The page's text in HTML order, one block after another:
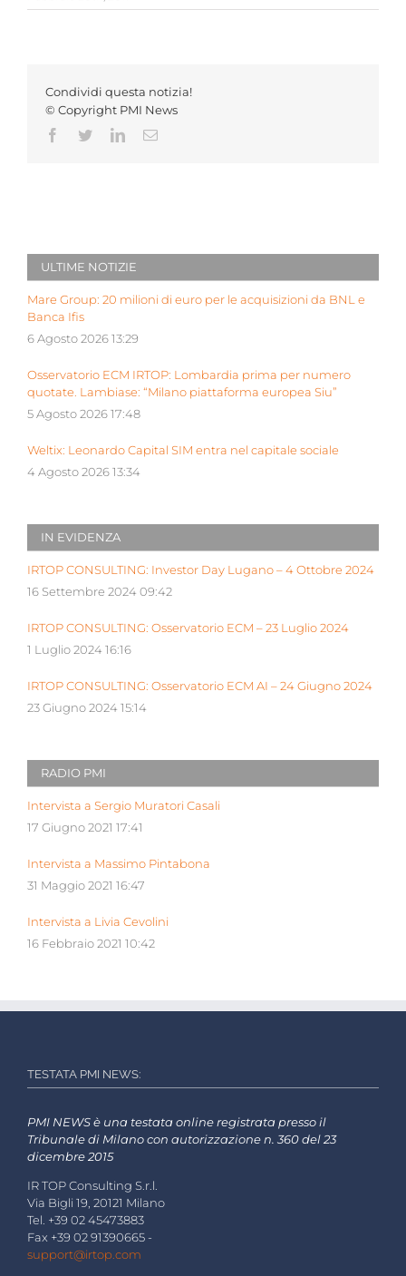
Condividi questa notizia!
© Copyright PMI News
Facebook
TwitterLinkedInEmail
ULTIME NOTIZIE
Mare Group: 20 milioni di euro per le acquisizioni da BNL e
Banca Ifis
6 Agosto 2026 13:29
Osservatorio ECM IRTOP: Lombardia prima per numero
quotate. Lambiase: “Milano piattaforma europea Siu”
5 Agosto 2026 17:48
Weltix: Leonardo Capital SIM entra nel capitale sociale
4 Agosto 2026 13:34
IN EVIDENZA
IRTOP CONSULTING: Investor Day Lugano – 4 Ottobre 2024
16 Settembre 2024 09:42
IRTOP CONSULTING: Osservatorio ECM – 23 Luglio 2024
1 Luglio 2024 16:16
IRTOP CONSULTING: Osservatorio ECM AI – 24 Giugno 2024
23 Giugno 2024 15:14
RADIO PMI
Intervista a Sergio Muratori Casali
17 Giugno 2021 17:41
Intervista a Massimo Pintabona
31 Maggio 2021 16:47
Intervista a Livia Cevolini
16 Febbraio 2021 10:42
TESTATA PMI NEWS:
PMI NEWS è una testata online registrata presso il
Tribunale di Milano con autorizzazione n. 360 del 23
dicembre 2015
IR TOP Consulting S.r.l.
Via Bigli 19, 20121 Milano
Tel. +39 02 45473883
Fax +39 02 91390665 -
support@irtop.com